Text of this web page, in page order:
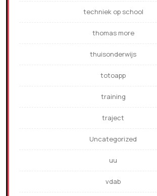
techniek op school
thomas more
thuisonderwijs
totoapp
training
traject
Uncategorized
uu
vdab